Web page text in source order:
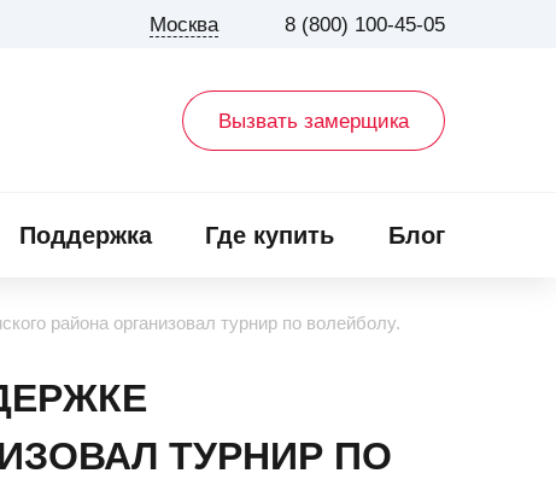
Москва 8 (800) 100-45-05
Вызвать замерщика
Поддержка Где купить Блог
района организовал турнир по волейболу.
ТУРНИР ПО